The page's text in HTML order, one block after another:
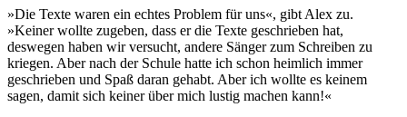
»Die Texte waren ein echtes Problem für uns«, gibt Alex zu.
»Keiner wollte zugeben, dass er die Texte geschrieben hat,
deswegen haben wir versucht, andere Sänger zum Schreiben zu
kriegen. Aber nach der Schule hatte ich schon heimlich immer
geschrieben und Spaß daran gehabt. Aber ich wollte es keinem
sagen, damit sich keiner über mich lustig machen kann!«